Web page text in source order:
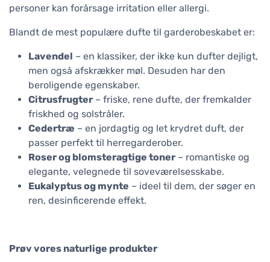
personer kan forårsage irritation eller allergi.
Blandt de mest populære dufte til garderobeskabet er:
Lavendel – en klassiker, der ikke kun dufter dejligt,
men også afskrækker møl. Desuden har den
beroligende egenskaber.
Citrusfrugter – friske, rene dufte, der fremkalder
friskhed og solstråler.
Cedertræ – en jordagtig og let krydret duft, der
passer perfekt til herregarderober.
Roser og blomsteragtige toner – romantiske og
elegante, velegnede til soveværelsesskabe.
Eukalyptus og mynte – ideel til dem, der søger en
ren, desinficerende effekt.
Prøv vores naturlige produkter